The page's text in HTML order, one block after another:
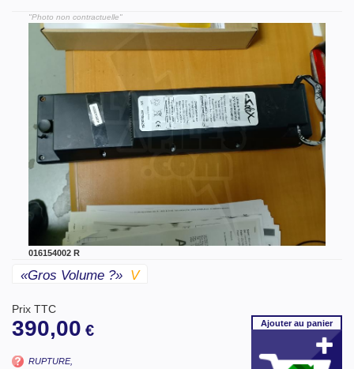
"Photo non contractuelle"
016154002 R
«gros Volume ?» V
Prix TTC
390,00 €
RUPTURE,
Ajouterau panier